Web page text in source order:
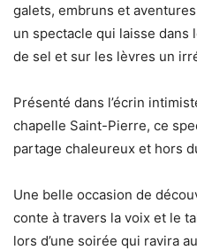
galets, embruns et
un spectacle qui laisse dans
de sel et sur les lèvres un
Présenté dans l’écrin
chapelle Saint-Pierre, ce
partage chaleureux et hors
Une belle occasion de
conte à travers la voix et le
lors d’une soirée qui ravira